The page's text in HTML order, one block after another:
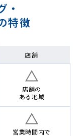
・
特徴
店舗
店舗の
ある地域
営業時間内で